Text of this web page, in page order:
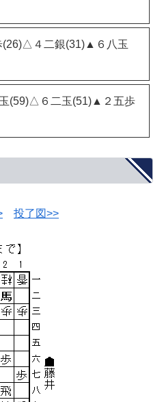
４二銀(31)▲６八玉
(59)△６二玉(51)▲２五歩
投了図>>